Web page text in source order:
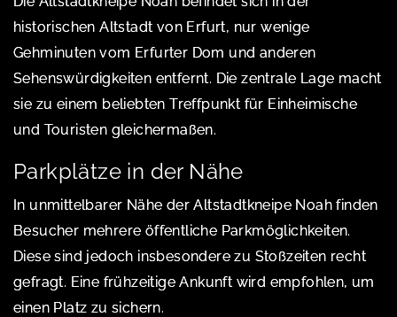
historischen Altstadt von Erfurt, nur wenige
Gehminuten vom Erfurter Dom und anderen
Sehenswürdigkeiten entfernt. Die zentrale Lage macht
sie zu einem beliebten Treffpunkt für Einheimische
und Touristen gleichermaßen.
Parkplätze in der Nähe
In unmittelbarer Nähe der Altstadtkneipe Noah finden
Besucher mehrere öffentliche Parkmöglichkeiten.
Diese sind jedoch insbesondere zu Stoßzeiten recht
gefragt. Eine frühzeitige Ankunft wird empfohlen, um
einen Platz zu sichern.